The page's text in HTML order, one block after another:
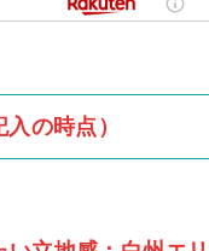
の時点）